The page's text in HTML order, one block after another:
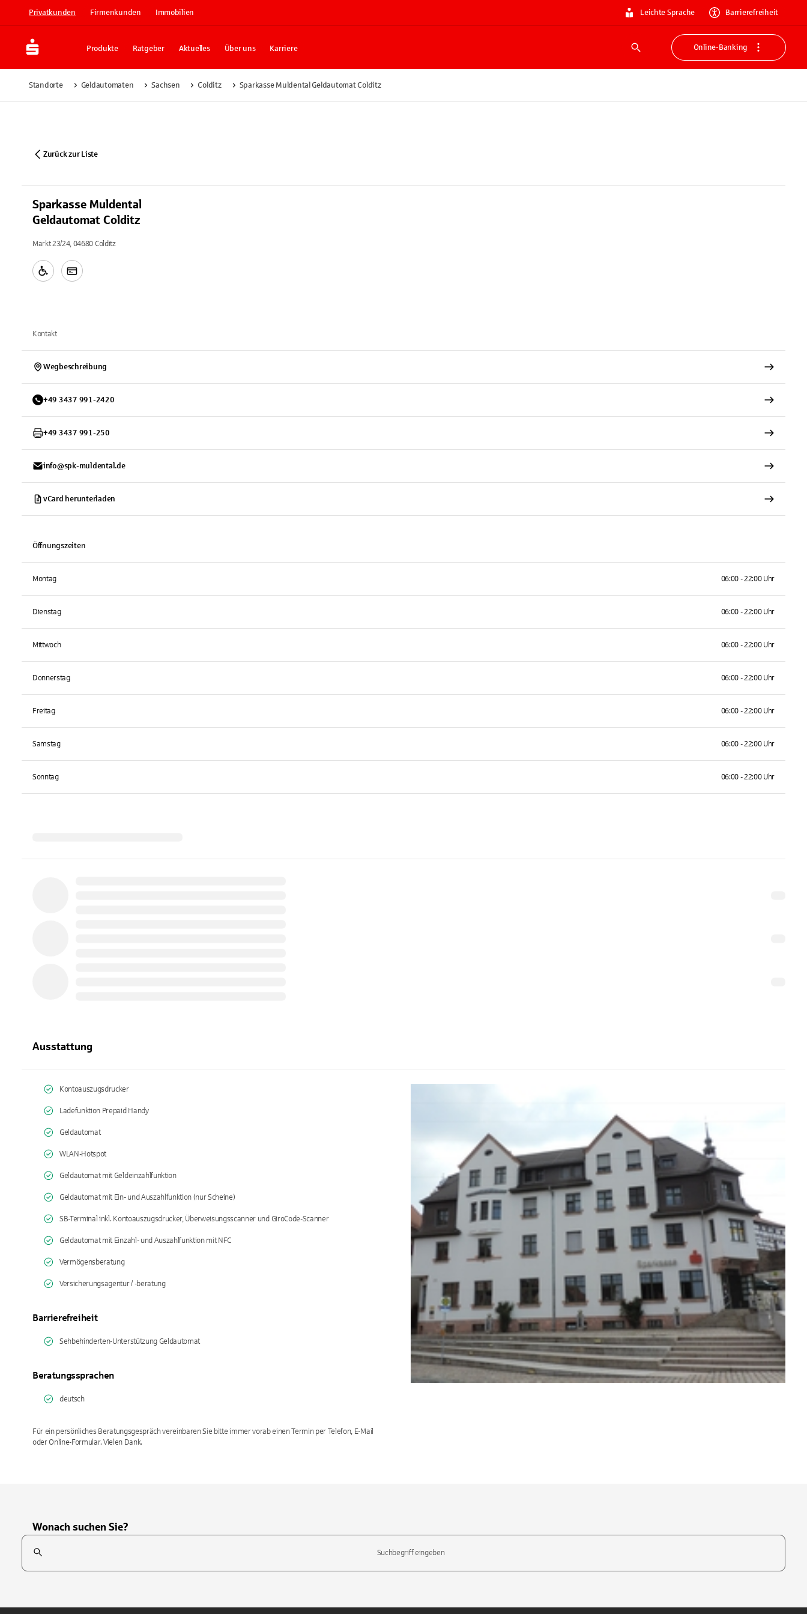
Privatkunden Firmenkunden Immobilien Leichte Sprache Barrierefreiheit
Produkte Ratgeber Aktuelles Über uns Karriere
Suche
Online-Banking
Standorte Geldautomaten Sachsen Colditz Sparkasse Muldental Geldautomat Colditz
Zurück zur Liste
Sparkasse Muldental
Geldautomat Colditz
Markt 23/24, 04680 Colditz
Kontakt
Wegbeschreibung
+49 3437 991-2420
+49 3437 991-250
info@spk-muldental.de
vCard herunterladen
Öffnungszeiten
Montag 06:00 - 22:00 Uhr
Dienstag 06:00 - 22:00 Uhr
Mittwoch 06:00 - 22:00 Uhr
Donnerstag 06:00 - 22:00 Uhr
Freitag 06:00 - 22:00 Uhr
Samstag 06:00 - 22:00 Uhr
Sonntag 06:00 - 22:00 Uhr
Ausstattung
Kontoauszugsdrucker
Ladefunktion Prepaid Handy
Geldautomat
WLAN-Hotspot
Geldautomat mit Geldeinzahlfunktion
Geldautomat mit Ein- und Auszahlfunktion (nur Scheine)
SB-Terminal inkl. Kontoauszugsdrucker, Überweisungsscanner und GiroCode-Scanner
Geldautomat mit Einzahl- und Auszahlfunktion mit NFC
Vermögensberatung
Versicherungsagentur / -beratung
Barrierefreiheit
Sehbehinderten-Unterstützung Geldautomat
Beratungssprachen
deutsch
Für ein persönliches Beratungsgespräch vereinbaren Sie bitte immer vorab einen Termin per Telefon, E-Mail
oder Online-Formular. Vielen Dank.
Wonach suchen Sie?
Suchfeld